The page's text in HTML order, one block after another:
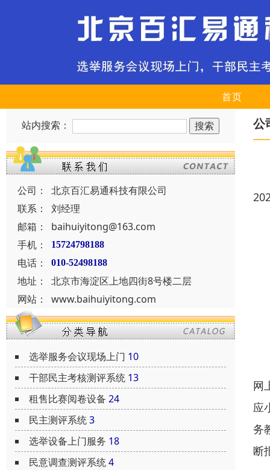
首页
站内搜索：
公司：
北京百汇易通科技有限公司
联系：
刘经理
邮箱：
baihuiyitong@163.com
手机：
15724798188
电话： 010-52498188
地址：
北京市海淀区上地四街8号楼二层
网站：
www.baihuiyitong.com
选举服务会议现场上门 10
干部民主考核测评系统 13
租售比赛阅卷设备 24
民主测评系统3
选举设备上门服务 18
民意调查测评系统4
公
网
应
务
断